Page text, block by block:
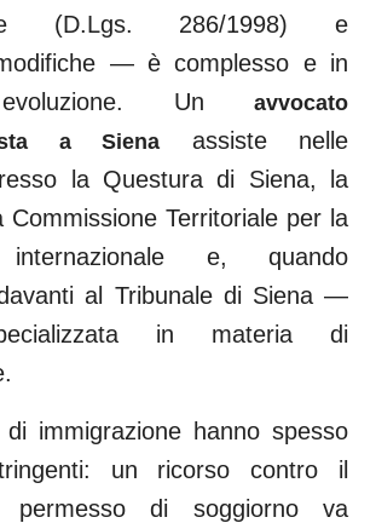
(D.Lgs. 286/1998) e
— è complesso e in
Un
avvocato
a Siena
assiste nelle
la Questura di Siena, la
Commissione Territoriale per la
internazionale e, quando
al Tribunale di Siena—
in materia di
immigrazione hanno spesso
un ricorso contro il
permesso di soggiorno va